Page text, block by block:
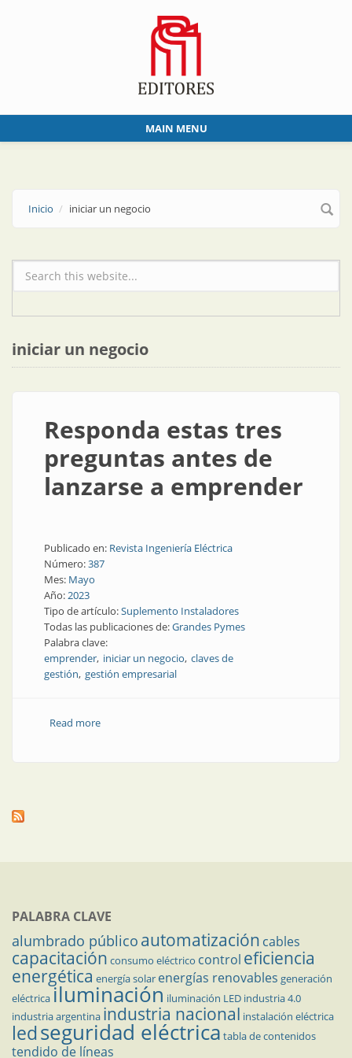
MAIN MENU
Inicio iniciar un negocio
Formulario de búsqueda
iniciar un negocio
Responda estas tres
preguntas antes de
lanzarse a emprender
Publicado en: Revista Ingeniería Eléctrica
Número:387
Mes: Mayo
Año:2023
Tipo de artículo:Suplemento Instaladores
Todas las publicaciones de:Grandes Pymes
Palabra clave:
emprender iniciar un negocio claves de
gestión gestión empresarial
Read moreabout Responda estas tres preguntas antes de
PALABRA CLAVE
alumbrado público automatización cables
capacitación consumo eléctrico control eficiencia
energética energía solar energías renovables generación
eléctricailuminación iluminación LED industria 4.0
industria argentina industria nacional instalación eléctrica
ledseguridad eléctrica tabla de contenidos
tendido de líneas